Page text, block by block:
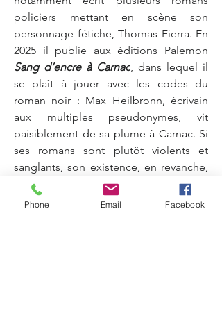
policiers mettant en scène son
personnage fétiche, Thomas Fierra. En
Sang d’encre à Carnac, dans lequel il
se plaît à jouer avec les codes du
roman noir : Max Heilbronn, écrivain
aux multiples pseudonymes, vit
paisiblement de sa plume à Carnac. Si
ses romans sont plutôt violents et
sanglants, son existence, en revanche,
est des plus routinière, du moins
jusqu'à ce que de vrais méchants
Phone Email Facebook